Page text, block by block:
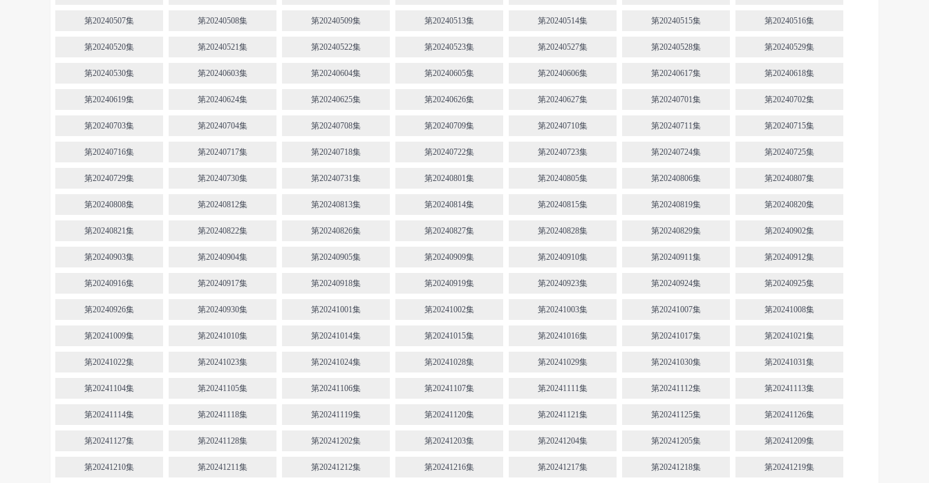
第20240507集 第20240508集 第20240509集 第20240513集 第20240514集 第20240515集 第20240516集
第20240520集 第20240521集 第20240522集 第20240523集 第20240527集 第20240528集 第20240529集
第20240530集 第20240603集 第20240604集 第20240605集 第20240606集 第20240617集 第20240618集
第20240619集 第20240624集 第20240625集 第20240626集 第20240627集 第20240701集 第20240702集
第20240703集 第20240704集 第20240708集 第20240709集 第20240710集 第20240711集 第20240715集
第20240716集 第20240717集 第20240718集 第20240722集 第20240723集 第20240724集 第20240725集
第20240729集 第20240730集 第20240731集 第20240801集 第20240805集 第20240806集 第20240807集
第20240808集 第20240812集 第20240813集 第20240814集 第20240815集 第20240819集 第20240820集
第20240821集 第20240822集 第20240826集 第20240827集 第20240828集 第20240829集 第20240902集
第20240903集 第20240904集 第20240905集 第20240909集 第20240910集 第20240911集 第20240912集
第20240916集 第20240917集 第20240918集 第20240919集 第20240923集 第20240924集 第20240925集
第20240926集 第20240930集 第20241001集 第20241002集 第20241003集 第20241007集 第20241008集
第20241009集 第20241010集 第20241014集 第20241015集 第20241016集 第20241017集 第20241021集
第20241022集 第20241023集 第20241024集 第20241028集 第20241029集 第20241030集 第20241031集
第20241104集 第20241105集 第20241106集 第20241107集 第20241111集 第20241112集 第20241113集
第20241114集 第20241118集 第20241119集 第20241120集 第20241121集 第20241125集 第20241126集
第20241127集 第20241128集 第20241202集 第20241203集 第20241204集 第20241205集 第20241209集
第20241210集 第20241211集 第20241212集 第20241216集 第20241217集 第20241218集 第20241219集